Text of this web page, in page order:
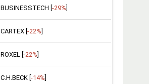
BUSINESSTECH [ -29%
CARTEX [ -22%
ROXEL [ -22%
C.H.BECK [ -14%